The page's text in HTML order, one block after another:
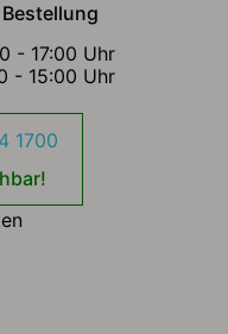
- 17:00 Uhr
- 15:00 Uhr
1700